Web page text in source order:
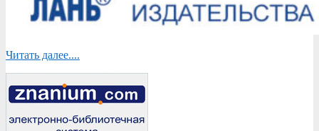
Читать далее....